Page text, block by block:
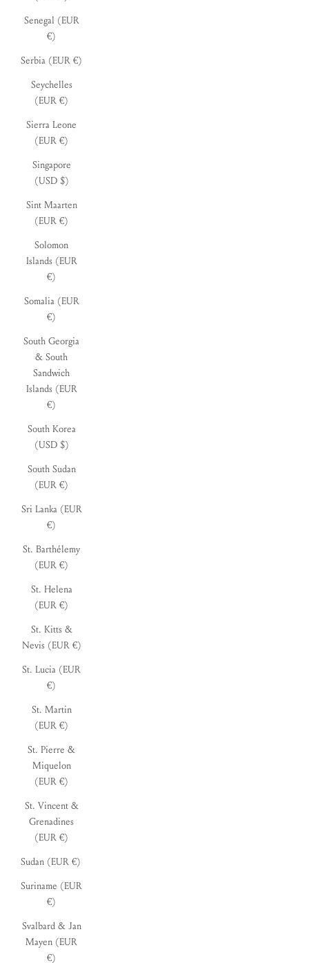
Senegal (EUR
€)
Serbia (EUR €)
Seychelles
(EUR €)
Sierra Leone
(EUR €)
Singapore
(USD $)
Sint Maarten
(EUR €)
Solomon
Islands (EUR
€)
Somalia (EUR
€)
South Georgia
& South
Sandwich
Islands (EUR
€)
South Korea
(USD $)
South Sudan
(EUR €)
Sri Lanka (EUR
€)
St. Barthélemy
(EUR €)
St. Helena
(EUR €)
St. Kitts &
Nevis (EUR €)
St. Lucia (EUR
€)
St. Martin
(EUR €)
St. Pierre &
Miquelon
(EUR €)
St. Vincent &
Grenadines
(EUR €)
Sudan (EUR €)
Suriname (EUR
€)
Svalbard & Jan
Mayen (EUR
€)